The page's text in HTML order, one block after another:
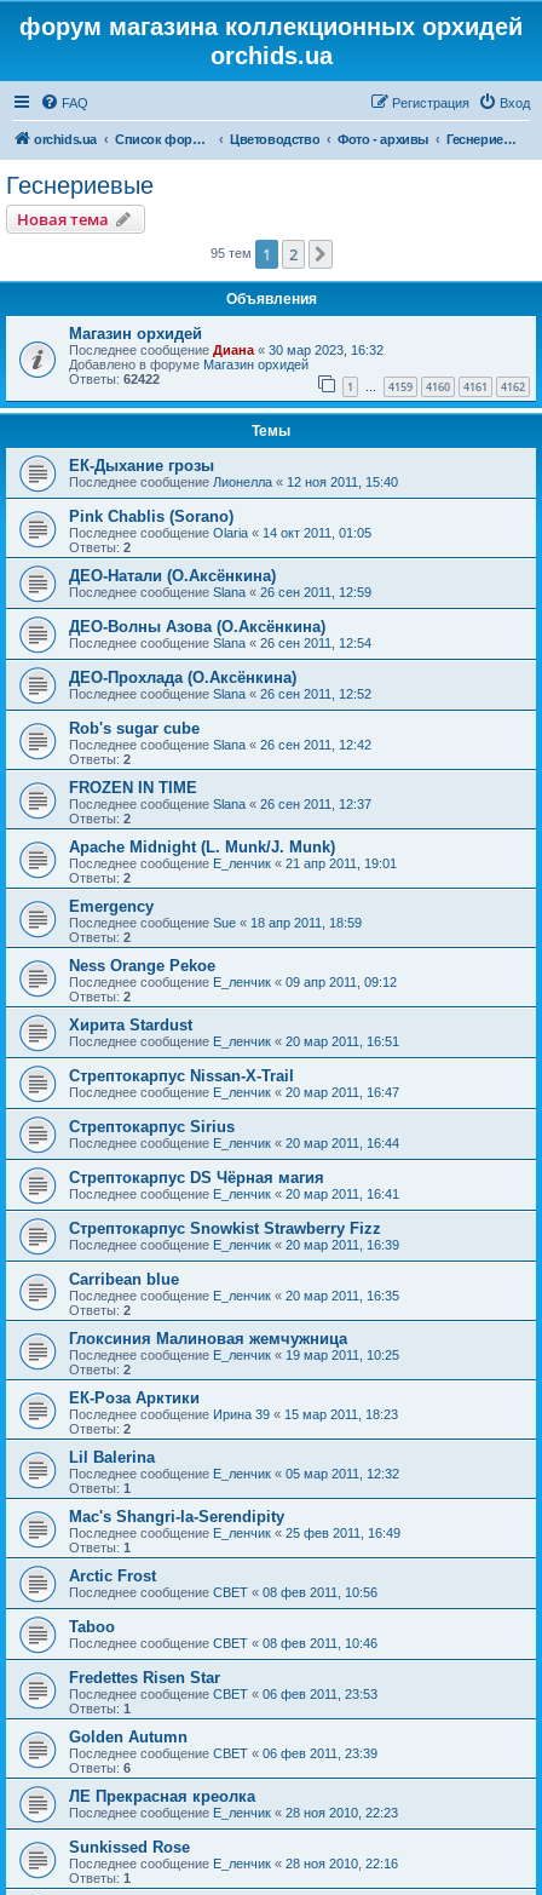
форум магазина коллекционных орхидей
orchids.ua
FAQ Вход
Регистрация
orchids.ua Список форумов Цветоводство Фото - архивы Геснериевые
Геснериевые
Новая тема
95 тем 1 2
Объявления
Магазин орхидей
Последнее сообщение Диана « 30 мар 2023, 16:32
Добавлено в форуме Магазин орхидей
Ответы: 62422 1 … 4159 4160 4161 4162
Темы
ЕК-Дыхание грозы
Последнее сообщение Лионелла « 12 ноя 2011, 15:40
Pink Chablis (Sorano)
Последнее сообщение Olaria « 14 окт 2011, 01:05
Ответы: 2
ДЕО-Натали (О.Аксёнкина)
Последнее сообщение Slana « 26 сен 2011, 12:59
ДЕО-Волны Азова (О.Аксёнкина)
Последнее сообщение Slana « 26 сен 2011, 12:54
ДЕО-Прохлада (О.Аксёнкина)
Последнее сообщение Slana « 26 сен 2011, 12:52
Rob's sugar cube
Последнее сообщение Slana « 26 сен 2011, 12:42
Ответы: 2
FROZEN IN TIME
Последнее сообщение Slana « 26 сен 2011, 12:37
Ответы: 2
Apache Midnight (L. Munk/J. Munk)
Последнее сообщение Е_ленчик « 21 апр 2011, 19:01
Ответы: 2
Emergency
Последнее сообщение Sue « 18 апр 2011, 18:59
Ответы: 2
Ness Orange Pekoe
Последнее сообщение Е_ленчик « 09 апр 2011, 09:12
Ответы: 2
Хирита Stardust
Последнее сообщение Е_ленчик « 20 мар 2011, 16:51
Стрептокарпус Nissan-X-Trail
Последнее сообщение Е_ленчик « 20 мар 2011, 16:47
Стрептокарпус Sirius
Последнее сообщение Е_ленчик « 20 мар 2011, 16:44
Стрептокарпус DS Чёрная магия
Последнее сообщение Е_ленчик « 20 мар 2011, 16:41
Стрептокарпус Snowkist Strawberry Fizz
Последнее сообщение Е_ленчик « 20 мар 2011, 16:39
Carribean blue
Последнее сообщение Е_ленчик « 20 мар 2011, 16:35
Ответы: 2
Глоксиния Малиновая жемчужница
Последнее сообщение Е_ленчик « 19 мар 2011, 10:25
Ответы: 2
ЕК-Роза Арктики
Последнее сообщение Ирина 39 « 15 мар 2011, 18:23
Ответы: 2
Lil Balerina
Последнее сообщение Е_ленчик « 05 мар 2011, 12:32
Ответы: 1
Mac's Shangri-la-Serendipity
Последнее сообщение Е_ленчик « 25 фев 2011, 16:49
Ответы: 1
Arctic Frost
Последнее сообщение CBET « 08 фев 2011, 10:56
Taboo
Последнее сообщение CBET « 08 фев 2011, 10:46
Fredettes Risen Star
Последнее сообщение CBET « 06 фев 2011, 23:53
Ответы: 1
Golden Autumn
Последнее сообщение CBET « 06 фев 2011, 23:39
Ответы: 6
ЛЕ Прекрасная креолка
Последнее сообщение Е_ленчик « 28 ноя 2010, 22:23
Sunkissed Rose
Последнее сообщение Е_ленчик « 28 ноя 2010, 22:16
Ответы: 1